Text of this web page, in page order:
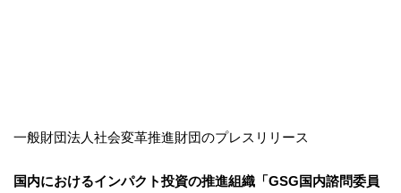
一般財団法人社会変革推進財団のプレスリリース
国内におけるインパクト投資の推進組織「GSG国内諮問委員